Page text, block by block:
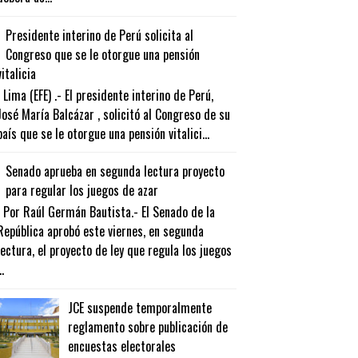
Presidente interino de Perú solicita al
Congreso que se le otorgue una pensión
(EFE) .- El presidente interino de Perú,
María Balcázar , solicitó al Congreso de su
que se le otorgue una pensión vitalici...
Senado aprueba en segunda lectura proyecto
para regular los juegos de azar
Raúl Germán Bautista.- El Senado de la
aprobó este viernes, en segunda
el proyecto de ley que regula los juegos
JCE suspende temporalmente
reglamento sobre publicación de
encuestas electorales